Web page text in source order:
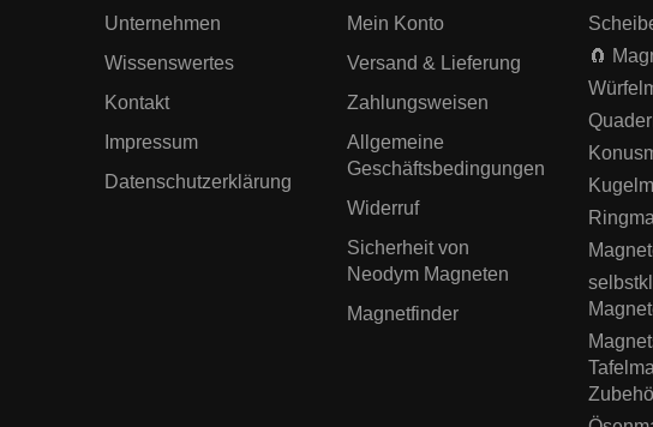
Unternehmen
Wissenswertes
Kontakt
Impressum
Datenschutzerklärung
Mein Konto
Versand & Lieferung
Zahlungsweisen
Allgemeine
Geschäftsbedingungen
Widerruf
Sicherheit von
Neodym Magneten
Magnetfinder
🧲